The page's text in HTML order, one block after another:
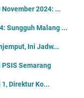
2024: ...
Sungguh Malang ...
Ini Jadw...
Semarang
Direktur Ko...